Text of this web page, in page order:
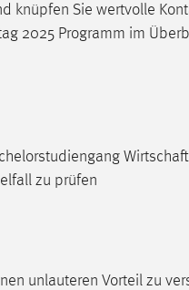
knüpfen Sie wertvolle
2025 Programm im
zu prüfen
unlauteren Vorteil zu